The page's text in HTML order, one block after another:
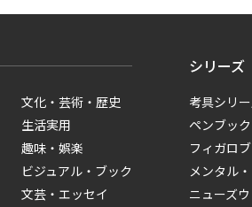
文化・芸術・歴史
生活実用
趣味・娯楽
ビジュアル・ブック
文芸・エッセイ
シリーズ
考具シリ
ペンブッ
フィガロ
メンタル
ニューズ